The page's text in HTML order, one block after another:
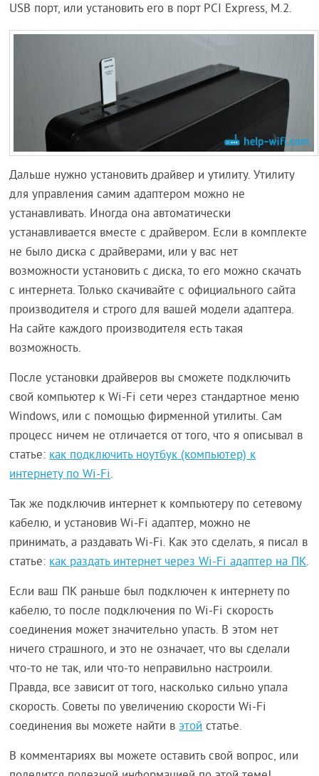
USB порт, или установить его в порт PCI Express, M.2.
Дальше нужно установить драйвер и утилиту. Утилиту
для управления самим адаптером можно не
устанавливать. Иногда она автоматически
устанавливается вместе с драйвером. Если в комплекте
не было диска с драйверами, или у вас нет
возможности установить с диска, то его можно скачать
с интернета. Только скачивайте с официального сайта
производителя и строго для вашей модели адаптера.
На сайте каждого производителя есть такая
возможность.
После установки драйверов вы сможете подключить
свой компьютер к Wi-Fi сети через стандартное меню
Windows, или с помощью фирменной утилиты. Сам
процесс ничем не отличается от того, что я описывал в
статье:как подключить ноутбук (компьютер) к
интернету по Wi-Fi.
Так же подключив интернет к компьютеру по сетевому
кабелю, и установив Wi-Fi адаптер, можно не
принимать, а раздавать Wi-Fi. Как это сделать, я писал в
статье:как раздать интернет через Wi-Fi адаптер на ПК.
Если ваш ПК раньше был подключен к интернету по
кабелю, то после подключения по Wi-Fi скорость
соединения может значительно упасть. В этом нет
ничего страшного, и это не означает, что вы сделали
что-то не так, или что-то неправильно настроили.
Правда, все зависит от того, насколько сильно упала
скорость. Советы по увеличению скорости Wi-Fi
соединения вы можете найти вэтойстатье.
В комментариях вы можете оставить свой вопрос, или